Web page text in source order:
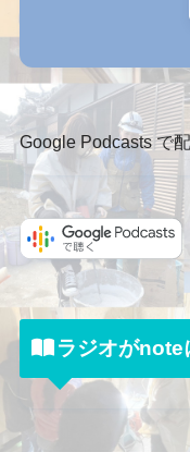
Google Podcasts で
ラジオがnote